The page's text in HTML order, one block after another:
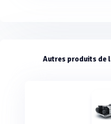
Autres produits de